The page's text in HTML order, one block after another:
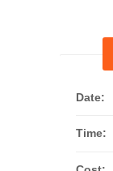
Date:
Time: